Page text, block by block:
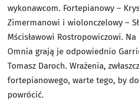
wykonawcom. Fortepianowy –
Zimermanowi i wiolonczelowy –
Mścisławowi Rostropowiczowi.
Omnia grają je odpowiednio
Tomasz Daroch. Wrażenia,
fortepianowego, warte tego, by
powrócić.